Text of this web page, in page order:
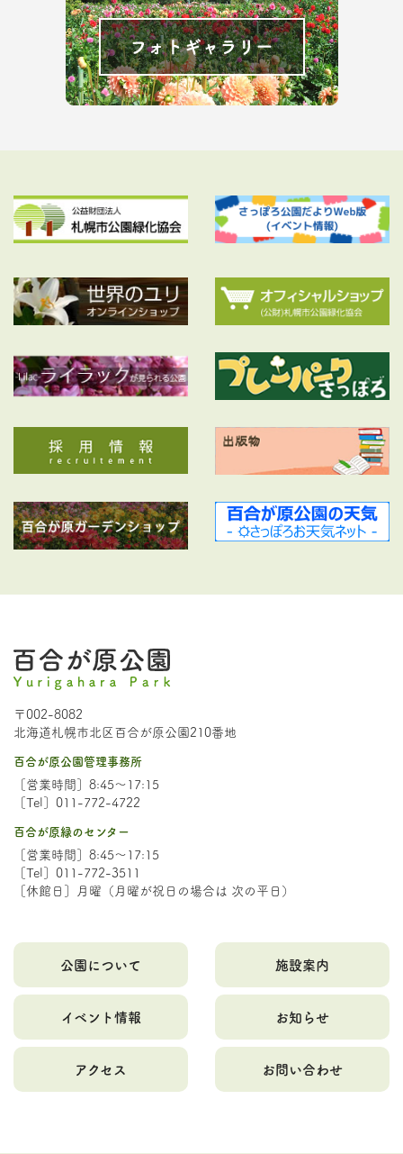
〒002-8082
北海道札幌市北区百合が原公園210番地
百合が原公園管理事務所
［営業時間］8:45～17:15
［Tel］011-772-4722
百合が原緑のセンター
［営業時間］8:45～17:15
［Tel］011-772-3511
［休館日］月曜（月曜が祝日の場合は 次の平日）
公園について 施設案内
イベント情報 お知らせ
アクセス お問い合わせ